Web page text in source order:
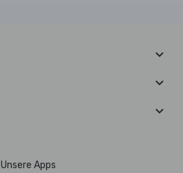
Unsere Apps